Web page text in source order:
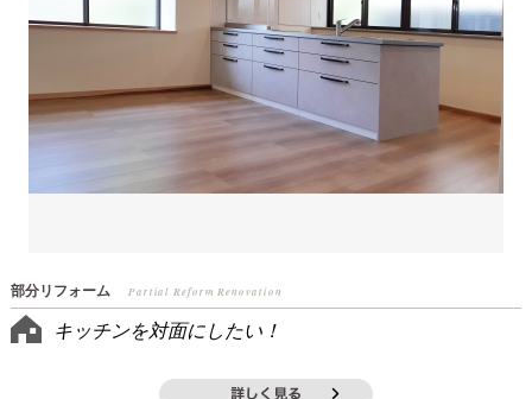
部分リフォーム Partial Reform Renovation
キッチンを対面にしたい！